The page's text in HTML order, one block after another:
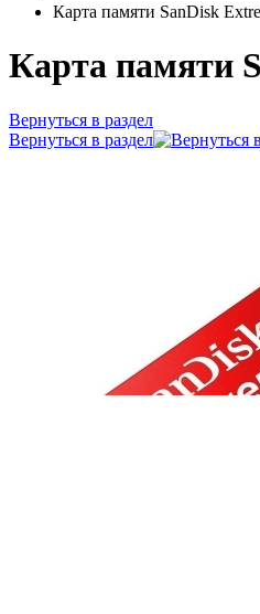
Карта памяти SanDisk
Карта памяти
Вернуться в раздел
Вернуться в раздел